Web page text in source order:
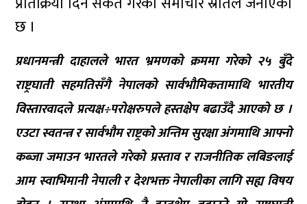
छ ।
प्रधानमन्त्री दाहालले भारत भ्रमणको क्रममा गरेकाे २५ बुँदे
राष्ट्रघाती सहमतिसँगै नेपालको सार्वभौमिकतामाथि भारतीय
विस्तारवादले प्रत्यक्ष÷परोक्षरुपले हस्तक्षेप बढाउँदै आएको छ ।
एउटा स्वतन्त्र र सार्वभौम राष्ट्रको अन्तिम सुरक्षा अंगमाथि आफ्नो
कब्जा जमाउन भारतले गरेको प्रस्ताव र राजनीतिक लबिङलाई
आम स्वाभिमानी नेपाली र देशभक्त नेपालीका लागि सह्य विषय